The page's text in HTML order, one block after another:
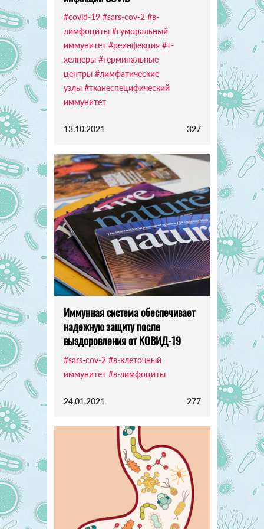
#covid-19 #sars-cov-2 #в-
лимфоциты #гуморальный
иммунитет #реинфекция #т-
хелперы #герминальные
центры #лимфатические
узлы #тканеспецифический
иммунитет
13.10.2021 327
Иммунная система обеспечивает
надежную защиту после
выздоровления от КОВИД-19
#sars-cov-2 #в-клеточный
иммунитет #в-лимфоциты
24.01.2021 277